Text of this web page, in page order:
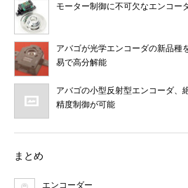
モーター制御に不可欠なエンコー
アバゴが光学エンコーダの新品種
易で高分解能
アバゴの小型反射型エンコーダ、
精度制御が可能
まとめ
エンコーダー